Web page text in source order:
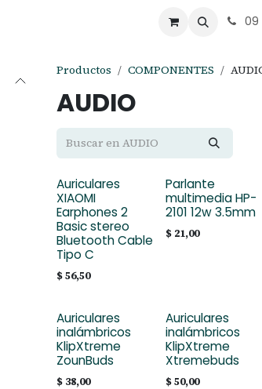
09
Productos COMPONENTES
AUDIO
Auriculares
XIAOMI
Earphones 2
Basic stereo
Bluetooth Cable
Tipo C
$56,50
Parlante
multimedia HP-
2101 12w 3.5mm
$ 21,00
Auriculares
inalámbricos
KlipXtreme
ZounBuds
$ 38,00
Auriculares
inalámbricos
KlipXtreme
Xtremebuds
$50,00